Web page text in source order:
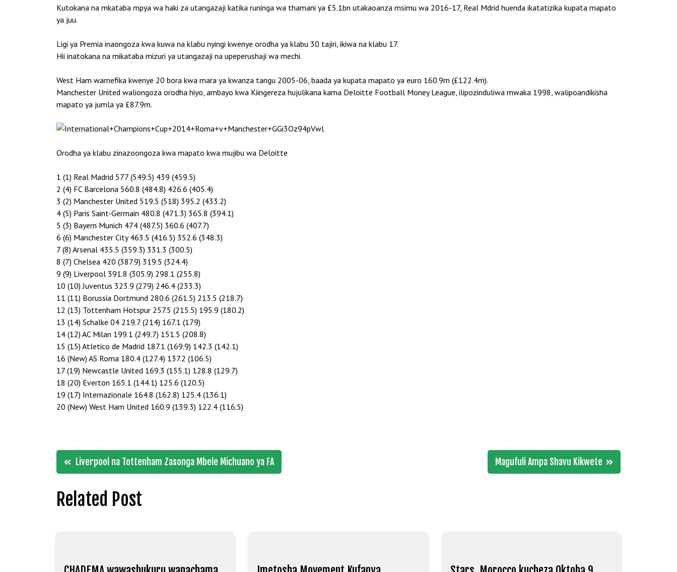
Kutokana na mkataba mpya wa haki za utangazaji katika runinga wa thamani ya £5.1bn utakaoanza msimu wa 2016-17, Real Mdrid huenda ikatatizika kupata mapato
ya juu.
Ligi ya Premia inaongoza kwa kuwa na klabu nyingi kwenye orodha ya klabu 30 tajiri, ikiwa na klabu 17.
Hii inatokana na mikataba mizuri ya utangazaji na upeperushaji wa mechi.
West Ham wamefika kwenye 20 bora kwa mara ya kwanza tangu 2005-06, baada ya kupata mapato ya euro 160.9m (£122.4m).
Manchester United waliongoza orodha hiyo, ambayo kwa Kiingereza hujulikana kama Deloitte Football Money League, ilipozinduliwa mwaka 1998, walipoandikisha
mapato ya jumla ya £87.9m.
Orodha ya klabu zinazoongoza kwa mapato kwa mujibu wa Deloitte
1 (1) Real Madrid 577 (549.5) 439 (459.5)
2 (4) FC Barcelona 560.8 (484.8) 426.6 (405.4)
3 (2) Manchester United 519.5 (518) 395.2 (433.2)
4 (5) Paris Saint-Germain 480.8 (471.3) 365.8 (394.1)
5 (3) Bayern Munich 474 (487.5) 360.6 (407.7)
6 (6) Manchester City 463.5 (416.5) 352.6 (348.3)
7 (8) Arsenal 435.5 (359.3) 331.3 (300.5)
8 (7) Chelsea 420 (387.9) 319.5 (324.4)
9 (9) Liverpool 391.8 (305.9) 298.1 (255.8)
10 (10) Juventus 323.9 (279) 246.4 (233.3)
11 (11) Borussia Dortmund 280.6 (261.5) 213.5 (218.7)
12 (13) Tottenham Hotspur 257.5 (215.5) 195.9 (180.2)
13 (14) Schalke 04 219.7 (214) 167.1 (179)
14 (12) AC Milan 199.1 (249.7) 151.5 (208.8)
15 (15) Atletico de Madrid 187.1 (169.9) 142.3 (142.1)
16 (New) AS Roma 180.4 (127.4) 137.2 (106.5)
17 (19) Newcastle United 169.3 (155.1) 128.8 (129.7)
18 (20) Everton 165.1 (144.1) 125.6 (120.5)
19 (17) Internazionale 164.8 (162.8) 125.4 (136.1)
20 (New) West Ham United 160.9 (139.3) 122.4 (116.5)
Post
navigation
Liverpool na Tottenham Zasonga Mbele Michuano ya FA Magufuli Ampa Shavu Kikwete
Related Post